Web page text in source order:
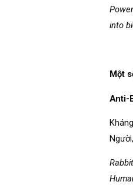
into
Một
Anti-